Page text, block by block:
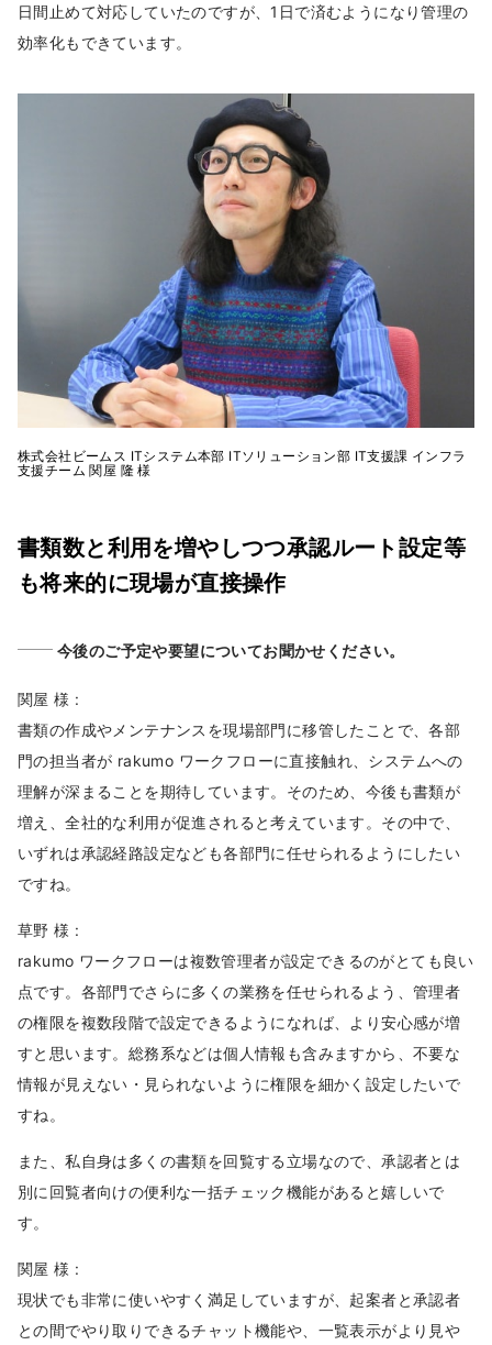
日間止めて対応していたのですが、1日で済むようになり管理の
効率化もできています。
株式会社ビームス ITシステム本部 ITソリューション部 IT支援課 インフラ
支援チーム 関屋 隆 様
書類数と利用を増やしつつ承認ルート設定等
も将来的に現場が直接操作
今後のご予定や要望についてお聞かせください。
関屋 様 :
書類の作成やメンテナンスを現場部門に移管したことで、各部
門の担当者が rakumo ワークフローに直接触れ、システムへの
理解が深まることを期待しています。そのため、今後も書類が
増え、全社的な利用が促進されると考えています。その中で、
いずれは承認経路設定なども各部門に任せられるようにしたい
ですね。
草野 様 :
rakumo ワークフローは複数管理者が設定できるのがとても良い
点です。各部門でさらに多くの業務を任せられるよう、管理者
の権限を複数段階で設定できるようになれば、より安心感が増
すと思います。総務系などは個人情報も含みますから、不要な
情報が見えない・見られないように権限を細かく設定したいで
すね。
また、私自身は多くの書類を回覧する立場なので、承認者とは
別に回覧者向けの便利な一括チェック機能があると嬉しいで
す。
関屋 様 :
現状でも非常に使いやすく満足していますが、起案者と承認者
との間でやり取りできるチャット機能や、一覧表示がより見や